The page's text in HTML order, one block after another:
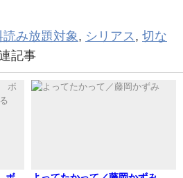
み放題対象 , シリアス , 切な
記事